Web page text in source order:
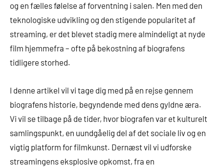
og en fælles følelse af forventning i salen. Men med den
teknologiske udvikling og den stigende popularitet af
streaming, er det blevet stadig mere almindeligt at nyde
film hjemmefra – ofte på bekostning af biografens
tidligere storhed.
I denne artikel vil vi tage dig med på en rejse gennem
biografens historie, begyndende med dens gyldne æra.
Vi vil se tilbage på de tider, hvor biografen var et kulturelt
samlingspunkt, en uundgåelig del af det sociale liv og en
vigtig platform for filmkunst. Dernæst vil vi udforske
streamingens eksplosive opkomst, fra en